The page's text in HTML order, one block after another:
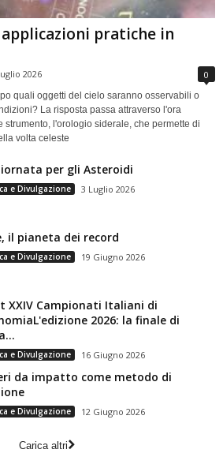
pratiche in
2026 0
quali oggetti del cielo saranno osservabili o
La risposta passa attraverso l'ora
l'orologio siderale, che permette di
volta celeste
per gli Asteroidi
e Divulgazione 3 Luglio 2026
il pianeta dei record
e Divulgazione 19 Giugno 2026
XXIV Campionati Italiani di
2026: la finale di
e Divulgazione 16 Giugno 2026
da impatto come metodo di
e Divulgazione 12 Giugno 2026
Carica altri